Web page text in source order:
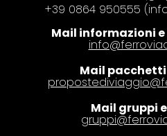
+39 0864 950555
Mail informazioni
Mail
Mail gruppi